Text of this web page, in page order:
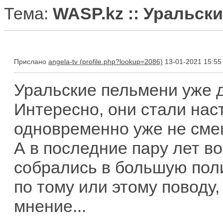
Тема: WASP.kz ::
Прислано angela-tv 13-01-2021 15:55
Уральские пельмени уже
Интересно, они стали
одновременно уже не
А в последние пару лет
собрались в большую
по тому или этому
мнение...